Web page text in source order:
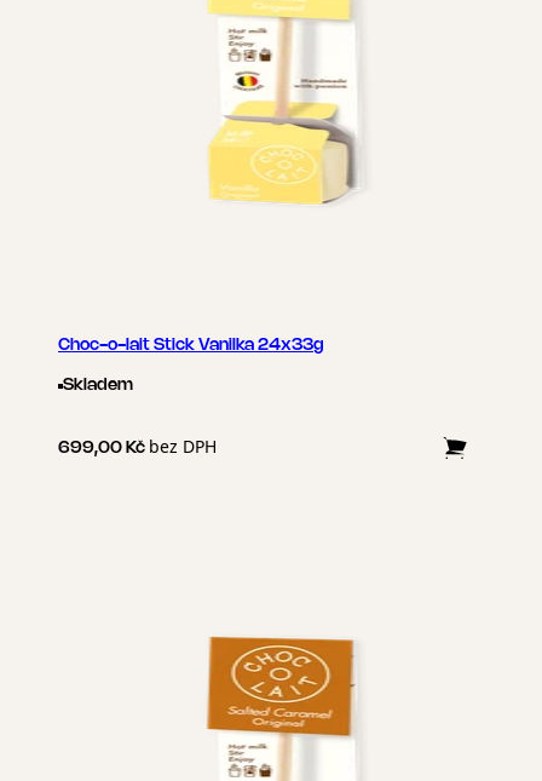
Choc-o-lait Stick Vanilka 24x33g
Skladem
699,00 Kč bez DPH